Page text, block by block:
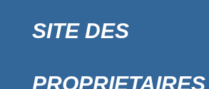
SITE DES